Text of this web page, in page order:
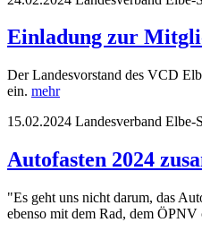
Einladung zur
Der Landesvorstand des VCD
ein. mehr
15.02.2024 Landesverband Elbe-
Autofasten 2024
"Es geht uns nicht darum, das
ebenso mit dem Rad, dem